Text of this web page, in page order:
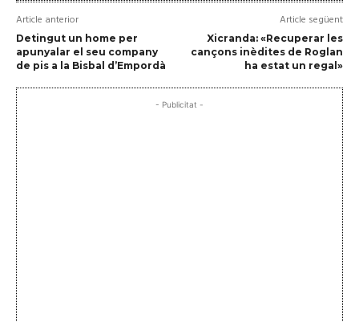
Article anterior
Detingut un home per
apunyalar el seu company
de pis a la Bisbal d’Empordà
Article següent
Xicranda: «Recuperar les
cançons inèdites de Roglan
ha estat un regal»
- Publicitat -